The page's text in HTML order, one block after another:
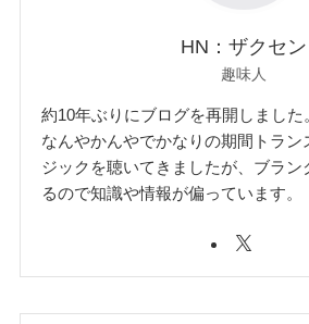
HN：ザクセン
趣味人
約10年ぶりにブログを再開しました
なんやかんやでかなりの期間トラン
ジックを聴いてきましたが、ブラン
るので知識や情報が偏っています。